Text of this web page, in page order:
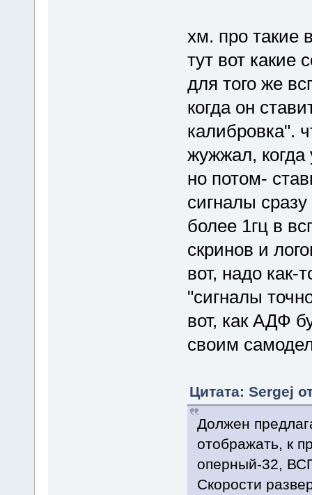
хм. про такие
тут вот какие
для того же
когда он
калибровка".
жужжал, когда
но потом-
сигналы
более 1гц в
скринов и
вот, надо как-
"сигналы
вот, как АДФ
своим
Цитата: Sergej
Должен
отображать, к
оперный-32,
Скорости